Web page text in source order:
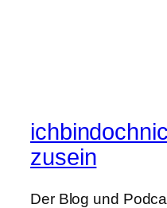
zusein
Der Blog und